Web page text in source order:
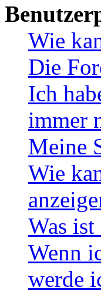
Wie
Die
Ich
immer
Meine
Wie
Was
Wenn
werde